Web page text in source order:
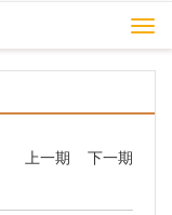
上一期 下一期